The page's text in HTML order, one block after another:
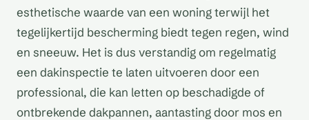
esthetische waarde van een woning terwijl het
tegelijkertijd bescherming biedt tegen regen, wind
en sneeuw. Het is dus verstandig om regelmatig
een dakinspectie te laten uitvoeren door een
professional, die kan letten op beschadigde of
ontbrekende dakpannen, aantasting door mos en